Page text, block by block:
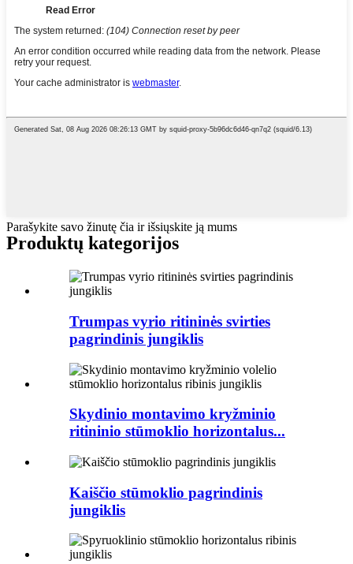
Parašykite savo žinutę čia ir išsiųskite ją mums
Produktų kategorijos
Trumpas vyrio ritininės svirties
pagrindinis jungiklis
Skydinio montavimo kryžminio
ritininio stūmoklio horizontalus...
Kaiščio stūmoklio pagrindinis
jungiklis